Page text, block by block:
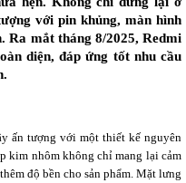
với pin khủng, màn hình
Ra mắt tháng 8/2025, Redmi
diện, đáp ứng tốt nhu cầu
ấn tượng với một thiết kế nguyên
kim nhôm không chỉ mang lại cảm
độ bền cho sản phẩm. Mặt lưng